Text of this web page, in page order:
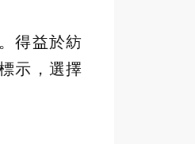
得益於紡
示，選擇